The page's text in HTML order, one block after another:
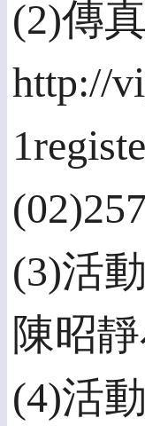
(2)傳
http://
(3)活
陳昭靜
(4)活